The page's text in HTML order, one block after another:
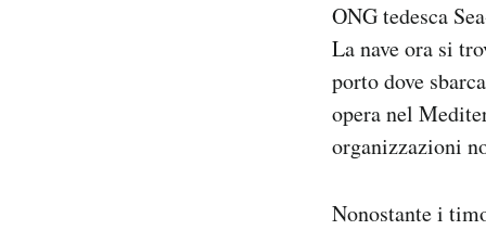
ONG tedesca
La nave ora si
porto dove
opera nel
organizzazioni
Nonostante i